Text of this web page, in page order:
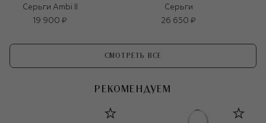
Серьги Ambi II
19 900 ₽
Серьги
26 650 ₽
СМОТРЕТЬ ВСЕ
РЕКОМЕНДУЕМ